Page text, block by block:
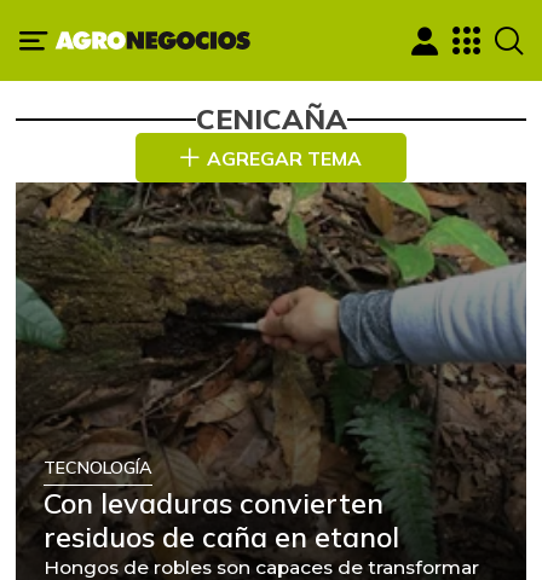
CENICAÑA
AGREGAR TEMA
TECNOLOGÍA
Con levaduras convierten
residuos de caña en etanol
Hongos de robles son capaces de transformar